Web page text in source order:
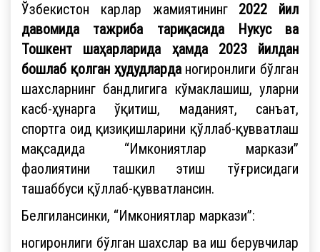
Ўзбекистон карлар жамиятининг 2022 йил
давомида тажриба тариқасида Нукус ва
Тошкент шаҳарларида ҳамда 2023 йилдан
бошлаб қолган ҳудудларданогиронлиги бўлган
шахсларнинг бандлигига кўмаклашиш, уларни
касб-ҳунарга ўқитиш, маданият, санъат,
спортга оид қизиқишларини қўллаб-қувватлаш
мақсадида “Имкониятлар маркази”
фаолиятини ташкил этиш тўғрисидаги
ташаббуси қўллаб-қувватлансин.
Белгилансинки, “Имкониятлар маркази”:
ногиронлиги бўлган шахслар ва иш берувчилар